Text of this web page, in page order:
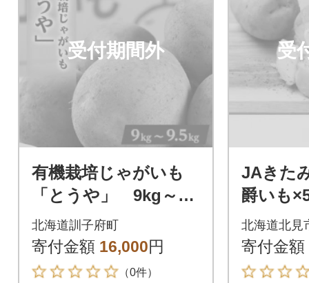
受付期間外
有機栽培じゃがいも
「とうや」 9kg～9.
5kg
北海道訓子府町
寄付金額 16,000円
（0件）
受
JAきた
爵いも
爵(とう
セット
北海道北見
寄付金額